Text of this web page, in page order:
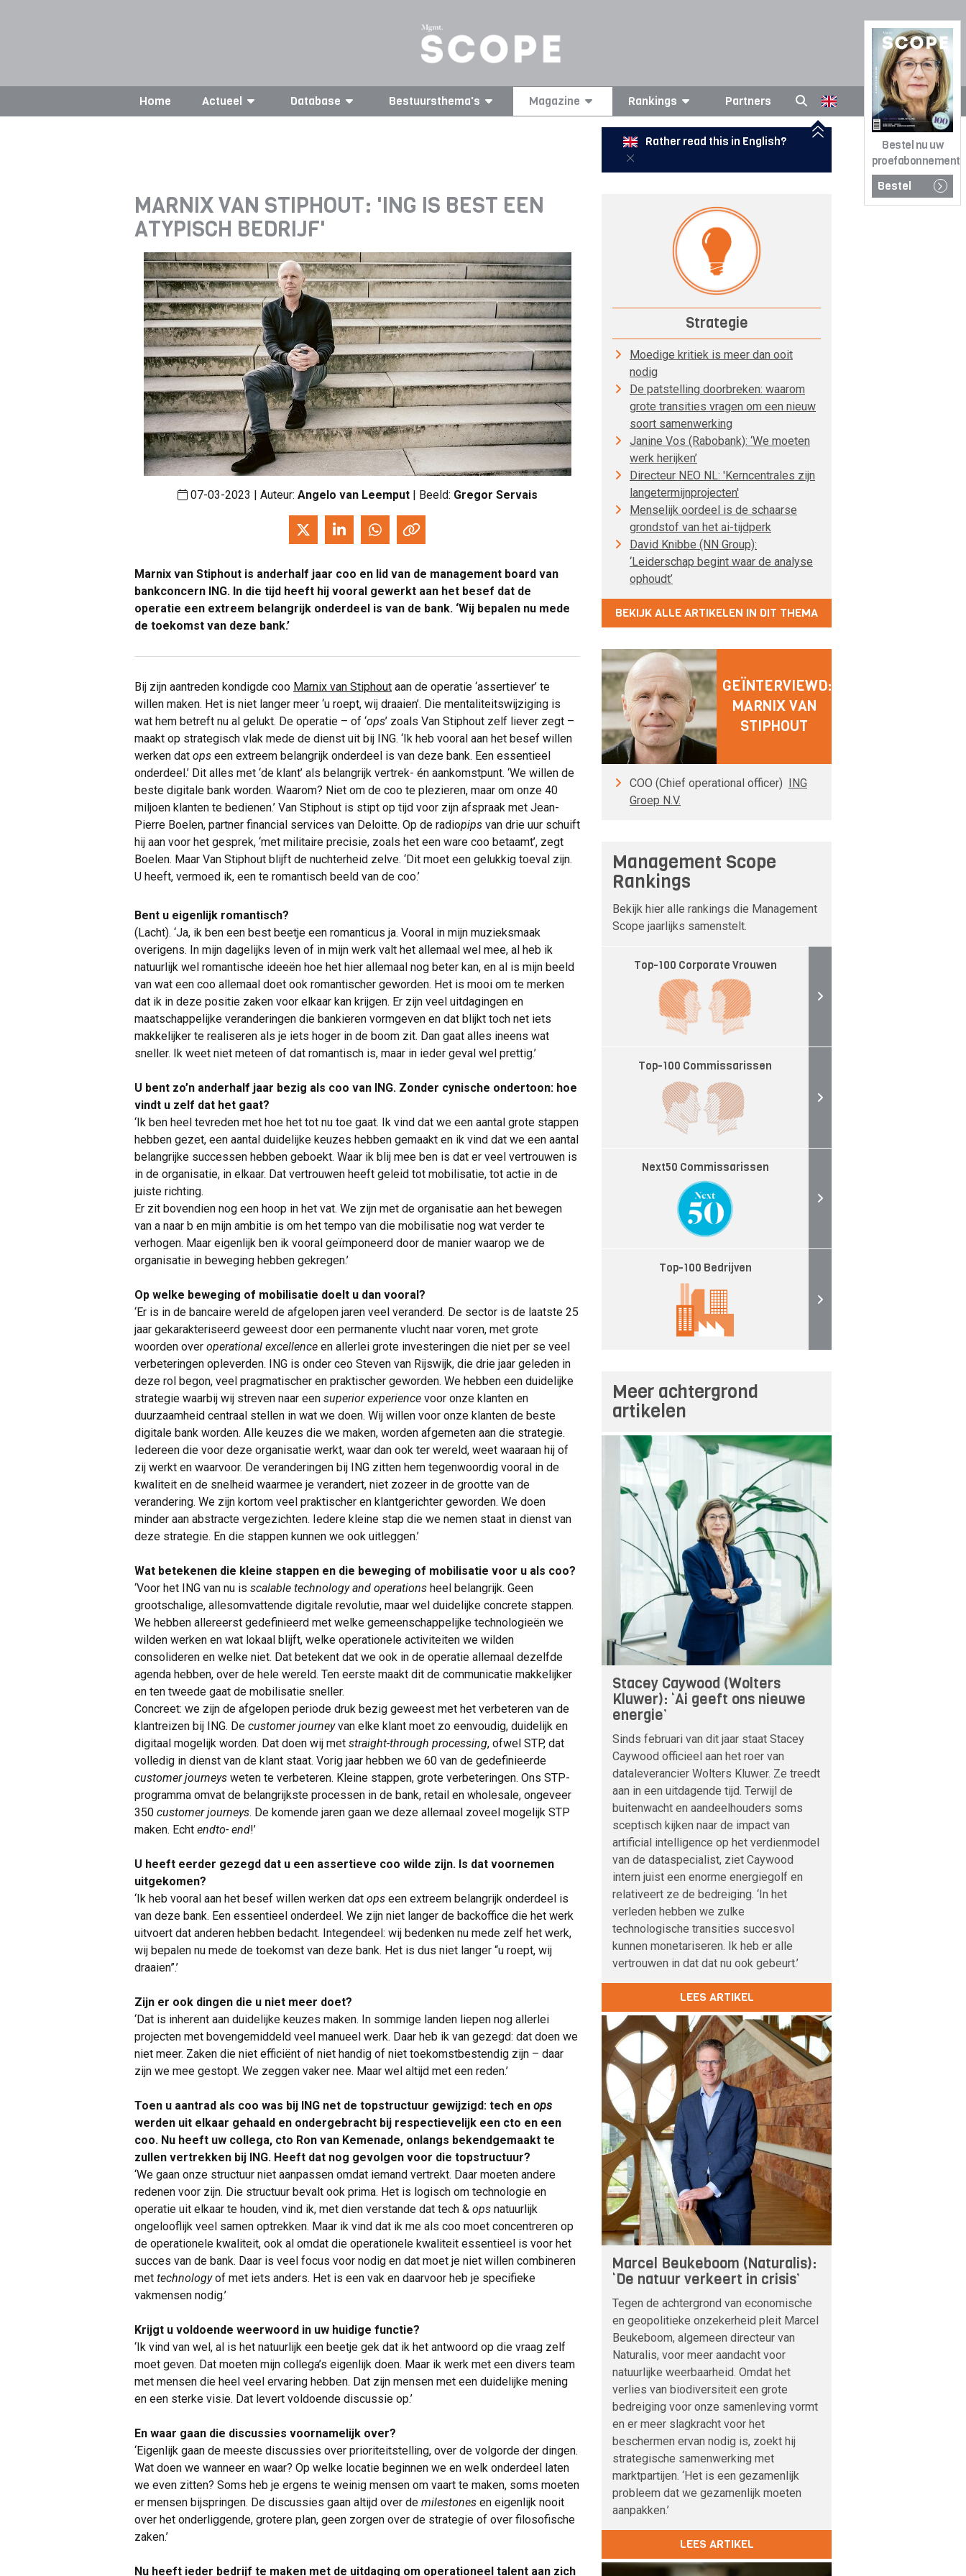
Bestel nu uw
proefabonnement
Bestel
Home Actueel Database Bestuursthema's Magazine Rankings Partners
Rather read this in English?
MARNIX VAN STIPHOUT: 'ING IS BEST EEN
ATYPISCH BEDRIJF'
07-03-2023 | Auteur: Angelo van Leemput| Beeld: Gregor Servais
Marnix van Stiphout is anderhalf jaar coo en lid van de management board van
bankconcern ING. In die tijd heeft hij vooral gewerkt aan het besef dat de
operatie een extreem belangrijk onderdeel is van de bank. ‘Wij bepalen nu mede
de toekomst van deze bank.’
Bij zijn aantreden kondigde coo Marnix van Stiphout aan de operatie ‘assertiever’ te
willen maken. Het is niet langer meer ‘u roept, wij draaien’. Die mentaliteitswijziging is
wat hem betreft nu al gelukt. De operatie – of ‘ops’ zoals Van Stiphout zelf liever zegt –
maakt op strategisch vlak mede de dienst uit bij ING. ‘Ik heb vooral aan het besef willen
werken dat ops een extreem belangrijk onderdeel is van deze bank. Een essentieel
onderdeel.’ Dit alles met ‘de klant’ als belangrijk vertrek- én aankomstpunt. ‘We willen de
beste digitale bank worden. Waarom? Niet om de coo te plezieren, maar om onze 40
miljoen klanten te bedienen.’ Van Stiphout is stipt op tijd voor zijn afspraak met Jean-
Pierre Boelen, partner financial services van Deloitte. Op de radiopips van drie uur schuift
hij aan voor het gesprek, ‘met militaire precisie, zoals het een ware coo betaamt’, zegt
Boelen. Maar Van Stiphout blijft de nuchterheid zelve. ‘Dit moet een gelukkig toeval zijn.
U heeft, vermoed ik, een te romantisch beeld van de coo.’
Bent u eigenlijk romantisch?
(Lacht). ‘Ja, ik ben een best beetje een romanticus ja. Vooral in mijn muzieksmaak
overigens. In mijn dagelijks leven of in mijn werk valt het allemaal wel mee, al heb ik
natuurlijk wel romantische ideeën hoe het hier allemaal nog beter kan, en al is mijn beeld
van wat een coo allemaal doet ook romantischer geworden. Het is mooi om te merken
dat ik in deze positie zaken voor elkaar kan krijgen. Er zijn veel uitdagingen en
maatschappelijke veranderingen die bankieren vormgeven en dat blijkt toch net iets
makkelijker te realiseren als je iets hoger in de boom zit. Dan gaat alles ineens wat
sneller. Ik weet niet meteen of dat romantisch is, maar in ieder geval wel prettig.’
U bent zo’n anderhalf jaar bezig als coo van ING. Zonder cynische ondertoon: hoe
vindt u zelf dat het gaat?
‘Ik ben heel tevreden met hoe het tot nu toe gaat. Ik vind dat we een aantal grote stappen
hebben gezet, een aantal duidelijke keuzes hebben gemaakt en ik vind dat we een aantal
belangrijke successen hebben geboekt. Waar ik blij mee ben is dat er veel vertrouwen is
in de organisatie, in elkaar. Dat vertrouwen heeft geleid tot mobilisatie, tot actie in de
juiste richting.
Er zit bovendien nog een hoop in het vat. We zijn met de organisatie aan het bewegen
van a naar b en mijn ambitie is om het tempo van die mobilisatie nog wat verder te
verhogen. Maar eigenlijk ben ik vooral geïmponeerd door de manier waarop we de
organisatie in beweging hebben gekregen.’
Op welke beweging of mobilisatie doelt u dan vooral?
‘Er is in de bancaire wereld de afgelopen jaren veel veranderd. De sector is de laatste 25
jaar gekarakteriseerd geweest door een permanente vlucht naar voren, met grote
woorden over operational excellence en allerlei grote investeringen die niet per se veel
verbeteringen opleverden. ING is onder ceo Steven van Rijswijk, die drie jaar geleden in
deze rol begon, veel pragmatischer en praktischer geworden. We hebben een duidelijke
strategie waarbij wij streven naar een superior experience voor onze klanten en
duurzaamheid centraal stellen in wat we doen. Wij willen voor onze klanten de beste
digitale bank worden. Alle keuzes die we maken, worden afgemeten aan die strategie.
Iedereen die voor deze organisatie werkt, waar dan ook ter wereld, weet waaraan hij of
zij werkt en waarvoor. De veranderingen bij ING zitten hem tegenwoordig vooral in de
kwaliteit en de snelheid waarmee je verandert, niet zozeer in de grootte van de
verandering. We zijn kortom veel praktischer en klantgerichter geworden. We doen
minder aan abstracte vergezichten. Iedere kleine stap die we nemen staat in dienst van
deze strategie. En die stappen kunnen we ook uitleggen.’
Wat betekenen die kleine stappen en die beweging of mobilisatie voor u als coo?
‘Voor het ING van nu is scalable technology and operations heel belangrijk. Geen
grootschalige, allesomvattende digitale revolutie, maar wel duidelijke concrete stappen.
We hebben allereerst gedefinieerd met welke gemeenschappelijke technologieën we
wilden werken en wat lokaal blijft, welke operationele activiteiten we wilden
consolideren en welke niet. Dat betekent dat we ook in de operatie allemaal dezelfde
agenda hebben, over de hele wereld. Ten eerste maakt dit de communicatie makkelijker
en ten tweede gaat de mobilisatie sneller.
Concreet: we zijn de afgelopen periode druk bezig geweest met het verbeteren van de
klantreizen bij ING. De customer journeyvan elke klant moet zo eenvoudig, duidelijk en
digitaal mogelijk worden. Dat doen wij met straight-through processing, ofwel STP, dat
volledig in dienst van de klant staat. Vorig jaar hebben we 60 van de gedefinieerde
customer journeys weten te verbeteren. Kleine stappen, grote verbeteringen. Ons STP-
programma omvat de belangrijkste processen in de bank, retail en wholesale, ongeveer
350 customer journeys. De komende jaren gaan we deze allemaal zoveel mogelijk STP
maken. Echt endto- end!’
U heeft eerder gezegd dat u een assertieve coo wilde zijn. Is dat voornemen
uitgekomen?
‘Ik heb vooral aan het besef willen werken dat ops een extreem belangrijk onderdeel is
van deze bank. Een essentieel onderdeel. We zijn niet langer de backoffice die het werk
uitvoert dat anderen hebben bedacht. Integendeel: wij bedenken nu mede zelf het werk,
wij bepalen nu mede de toekomst van deze bank. Het is dus niet langer “u roept, wij
draaien”.’
Zijn er ook dingen die u niet meer doet?
‘Dat is inherent aan duidelijke keuzes maken. In sommige landen liepen nog allerlei
projecten met bovengemiddeld veel manueel werk. Daar heb ik van gezegd: dat doen we
niet meer. Zaken die niet efficiënt of niet handig of niet toekomstbestendig zijn – daar
zijn we mee gestopt. We zeggen vaker nee. Maar wel altijd met een reden.’
Toen u aantrad als coo was bij ING net de topstructuur gewijzigd: tech en ops
werden uit elkaar gehaald en ondergebracht bij respectievelijk een cto en een
coo. Nu heeft uw collega, cto Ron van Kemenade, onlangs bekendgemaakt te
zullen vertrekken bij ING. Heeft dat nog gevolgen voor die topstructuur?
‘We gaan onze structuur niet aanpassen omdat iemand vertrekt. Daar moeten andere
redenen voor zijn. Die structuur bevalt ook prima. Het is logisch om technologie en
operatie uit elkaar te houden, vind ik, met dien verstande dat tech & ops natuurlijk
ongelooflijk veel samen optrekken. Maar ik vind dat ik me als coo moet concentreren op
de operationele kwaliteit, ook al omdat die operationele kwaliteit essentieel is voor het
succes van de bank. Daar is veel focus voor nodig en dat moet je niet willen combineren
met technologyof met iets anders. Het is een vak en daarvoor heb je specifieke
vakmensen nodig.’
Krijgt u voldoende weerwoord in uw huidige functie?
‘Ik vind van wel, al is het natuurlijk een beetje gek dat ik het antwoord op die vraag zelf
moet geven. Dat moeten mijn collega’s eigenlijk doen. Maar ik werk met een divers team
met mensen die heel veel ervaring hebben. Dat zijn mensen met een duidelijke mening
en een sterke visie. Dat levert voldoende discussie op.’
En waar gaan die discussies voornamelijk over?
‘Eigenlijk gaan de meeste discussies over prioriteitstelling, over de volgorde der dingen.
Wat doen we wanneer en waar? Op welke locatie beginnen we en welk onderdeel laten
we even zitten? Soms heb je ergens te weinig mensen om vaart te maken, soms moeten
er mensen bijspringen. De discussies gaan altijd over de milestones en eigenlijk nooit
over het onderliggende, grotere plan, geen zorgen over de strategie of over filosofische
zaken.’
Nu heeft ieder bedrijf te maken met de uitdaging om operationeel talent aan zich
Strategie
Moedige kritiek is meer dan ooit
nodig
De patstelling doorbreken: waarom
grote transities vragen om een nieuw
soort samenwerking
Janine Vos (Rabobank): ‘We moeten
werk herijken’
Directeur NEO NL: 'Kerncentrales zijn
langetermijnprojecten'
Menselijk oordeel is de schaarse
grondstof van het ai-tijdperk
David Knibbe (NN Group):
‘Leiderschap begint waar de analyse
ophoudt’
BEKIJK ALLE ARTIKELEN IN DIT THEMA
GEÏNTERVIEWD:
MARNIX VAN
STIPHOUT
COO (Chief operational officer) ING
Groep N.V.
Management Scope
Rankings
Bekijk hier alle rankings die Management
Scope jaarlijks samenstelt.
Top-100 Corporate Vrouwen
Top-100 Commissarissen
Next50 Commissarissen
Top-100 Bedrijven
Meer achtergrond
artikelen
Stacey Caywood (Wolters
Kluwer): ‘Ai geeft ons nieuwe
energie’
Sinds februari van dit jaar staat Stacey
Caywood officieel aan het roer van
dataleverancier Wolters Kluwer. Ze treedt
aan in een uitdagende tijd. Terwijl de
buitenwacht en aandeelhouders soms
sceptisch kijken naar de impact van
artificial intelligence op het verdienmodel
van de dataspecialist, ziet Caywood
intern juist een enorme energiegolf en
relativeert ze de bedreiging. ‘In het
verleden hebben we zulke
technologische transities succesvol
kunnen monetariseren. Ik heb er alle
vertrouwen in dat dat nu ook gebeurt.’
LEES ARTIKEL
Marcel Beukeboom (Naturalis):
‘De natuur verkeert in crisis’
Tegen de achtergrond van economische
en geopolitieke onzekerheid pleit Marcel
Beukeboom, algemeen directeur van
Naturalis, voor meer aandacht voor
natuurlijke weerbaarheid. Omdat het
verlies van biodiversiteit een grote
bedreiging voor onze samenleving vormt
en er meer slagkracht voor het
beschermen ervan nodig is, zoekt hij
strategische samenwerking met
marktpartijen. ‘Het is een gezamenlijk
probleem dat we gezamenlijk moeten
aanpakken.’
LEES ARTIKEL